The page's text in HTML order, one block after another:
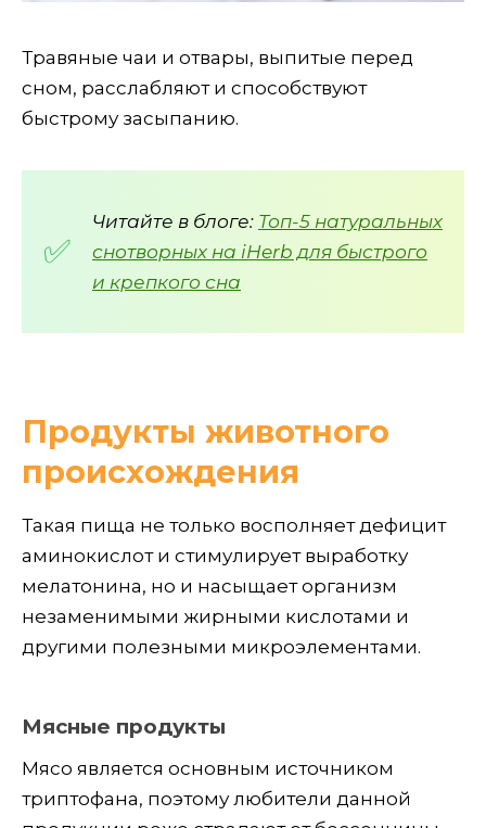
Травяные чаи и отвары, выпитые перед
сном, расслабляют и способствуют
быстрому засыпанию.
Читайте в блоге: Топ-5 натуральных
снотворных на iHerb для быстрого
и крепкого сна
Продукты животного
происхождения
Такая пища не только восполняет дефицит
аминокислот и стимулирует выработку
мелатонина, но и насыщает организм
незаменимыми жирными кислотами и
другими полезными микроэлементами.
Мясные продукты
Мясо является основным источником
триптофана, поэтому любители данной